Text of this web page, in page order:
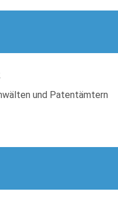
und Patentämtern